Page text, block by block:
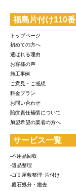
福島片付け110番
トップページ
初めての方へ
選ばれる理由
お客様の声
施工事例
ご意見・ご感想
料金プラン
お問い合わせ
賠償責任補償について
加盟希望の業者の方へ
サービス一覧
-不用品回収
-遺品整理
-ゴミ屋敷整理･片付け
-庭石処分・撤去